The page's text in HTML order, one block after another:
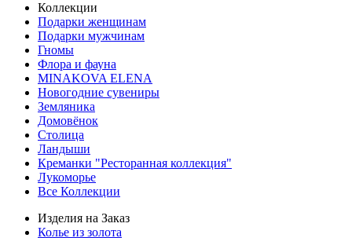
Коллекции
Подарки женщинам
Подарки мужчинам
Гномы
Флора и фауна
MINAKOVA ELENA
Новогодние сувениры
Земляника
Домовёнок
Столица
Ландыши
Креманки "Ресторанная коллекция"
Лукоморье
Все Коллекции
Изделия на Заказ
Колье из золота